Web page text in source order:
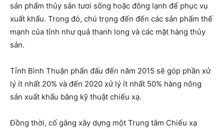
sản phẩm thủy sản tươi sống hoặc đông lạnh để phục vụ
xuất khẩu. Trong đó, chú trọng đến đến các sản phẩm thế
mạnh của tỉnh như quả thanh long và các mặt hàng thủy
sản.
Tỉnh Bình Thuận phấn đấu đến năm 2015 sẽ góp phần xử
lý ít nhất 20% và đến 2020 xử lý ít nhất 50% hàng nông
sản xuất khẩu bằng kỹ thuật chiếu xạ.
Đồng thời, cố gắng xây dựng một Trung tâm Chiếu xạ